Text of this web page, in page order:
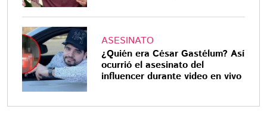
ASESINATO
¿Quién era César Gastélum? Así
ocurrió el asesinato del
influencer durante video en vivo